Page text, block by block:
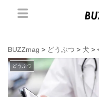
BUZZmag > どうぶつ > 犬 >
どうぶつ